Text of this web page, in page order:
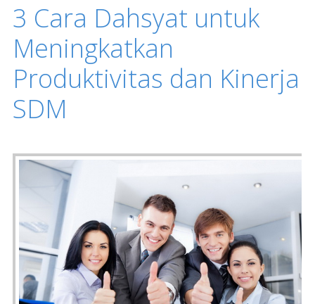
3 Cara Dahsyat untuk
Meningkatkan
Produktivitas dan Kinerja
SDM